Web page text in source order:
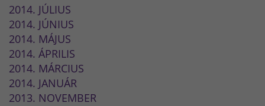
2014. JÚLIUS
2014. JÚNIUS
2014. MÁJUS
2014. ÁPRILIS
2014. MÁRCIUS
2014. JANUÁR
2013. NOVEMBER